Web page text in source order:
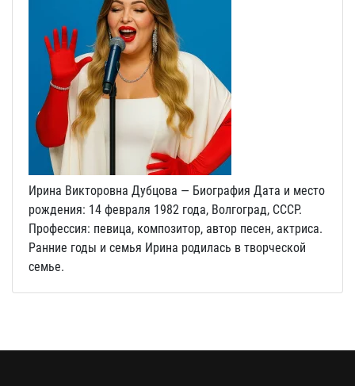
Ирина Викторовна Дубцова — Биография Дата и место
рождения: 14 февраля 1982 года, Волгоград, СССР.
Профессия: певица, композитор, автор песен, актриса.
Ранние годы и семья Ирина родилась в творческой
семье.